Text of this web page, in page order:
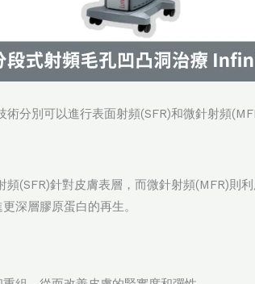
分別可以進行表面射頻(SFR)和微針射頻
(SFR)針對皮膚表層，而微針射頻(MFR)則
深層膠原蛋白的再生。